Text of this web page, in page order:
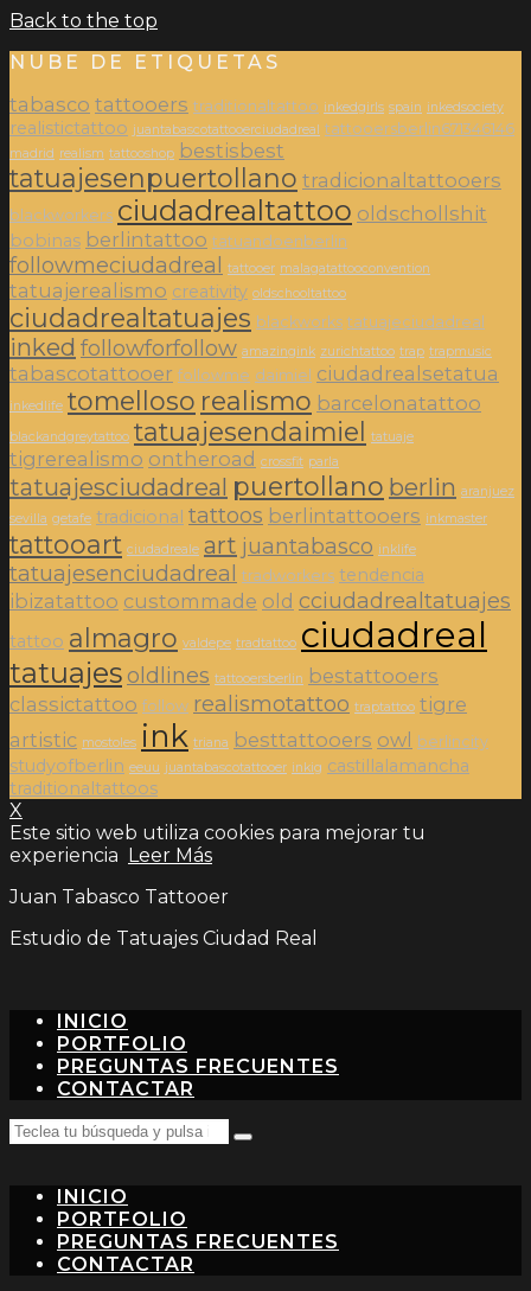
Back to the top
NUBE DE ETIQUETAS
tabasco tattooers traditionaltattoo inkedgirls spain inkedsociety
realistictattoo juantabascotattooerciudadreal tattooersberlin671346146
madrid realism tattooshop bestisbest
tatuajesenpuertollano tradicionaltattooers
blackworkers ciudadrealtattoo oldschollshit
bobinas berlintattoo tatuandoenberlin
followmeciudadreal tattooer malagatattooconvention
tatuajerealismo creativity oldschooltattoo
ciudadrealtatuajes blackworks tatuajeciudadreal
inked followforfollow amazingink zurichtattoo trap trapmusic
tabascotattooer followme daimiel ciudadrealsetatua
inkedlife tomelloso realismo barcelonatattoo
blackandgreytattoo tatuajesendaimiel tatuaje
tigrerealismo ontheroad crossfit parla
tatuajesciudadreal puertollano berlin aranjuez
sevilla getafe tradicional tattoos berlintattooers inkmaster
tattooart ciudadreale art juantabasco inklife
tatuajesenciudadreal tradworkers tendencia
ibizatattoo custommade old cciudadrealtatuajes
tattoo almagro valdepe tradtattoo ciudadreal
tatuajes oldlines tattooersberlin
bestattooers
classictattoo follow realismotattoo traptattoo tigre
artistic mostoles ink triana besttattooers owl berlincity
studyofberlin eeuu juantabascotattooer inkig castillalamancha
traditionaltattoos
X
Este sitio web utiliza cookies para mejorar tu
experiencia Leer Más
Juan Tabasco Tattooer
Estudio de Tatuajes Ciudad Real
INICIO
PORTFOLIO
PREGUNTAS FRECUENTES
CONTACTAR
Search
for:
Teclea
intro…
INICIO
PORTFOLIO
PREGUNTAS FRECUENTES
CONTACTAR